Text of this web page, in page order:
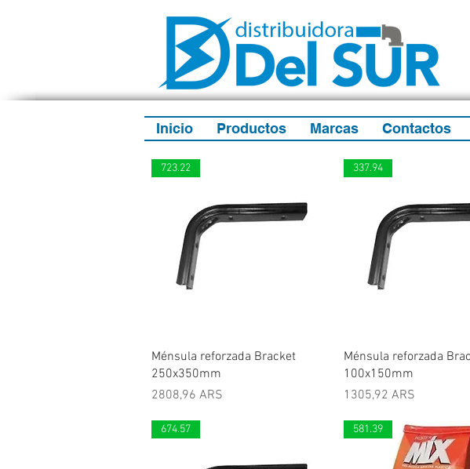
Inicio Productos Marcas Contactos
Vista rápida
723.22
Ménsula reforzada Bracket
250x350mm
Precio
2808,96 ARS
Vista rápida
337.94
Ménsula reforzada
100x150mm
Precio
1305,92 ARS
674.57 581.39